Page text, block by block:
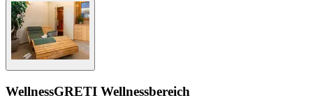
WellnessGRETI Wellnessbereich